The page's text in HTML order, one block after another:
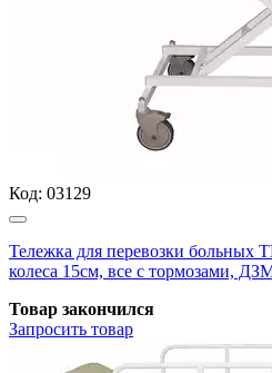
Код: 03129
Тележка для перевозки больных
колеса 15см, все с тормозами,
Товар закончился
Запросить товар